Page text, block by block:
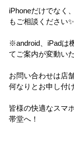
iPhoneだけでなく
もご相談ください✨
※android、iPadは
てご案内が変動い
お問い合わせは店
何なりとお申し付
皆様の快適なスマ
帯堂へ！